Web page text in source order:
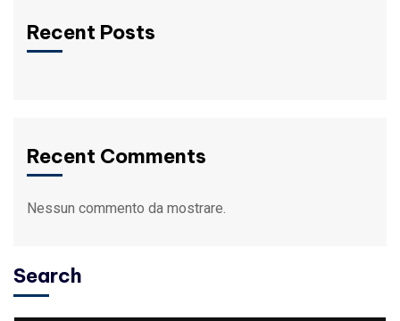
Recent Posts
Recent Comments
Nessun commento da mostrare.
Search